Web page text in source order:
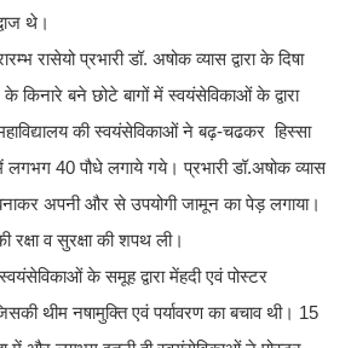
थे।
रासेयो प्रभारी डॉ. अषोक व्यास द्वारा के दिषा
के किनारे बने छोटे बागों में स्वयंसेविकाओं के द्वारा
की स्वयंसेविकाओं ने बढ़-चढकर हिस्सा
लगभग 40 पौधे लगाये गये। प्रभारी डॉ.अषोक व्यास
अपनी और से उपयोगी जामून का पेड़ लगाया।
रक्षा व सुरक्षा की शपथ ली।
के समूह द्वारा मेंहदी एवं पोस्टर
थीम नषामुक्ति एवं पर्यावरण का बचाव थी। 15